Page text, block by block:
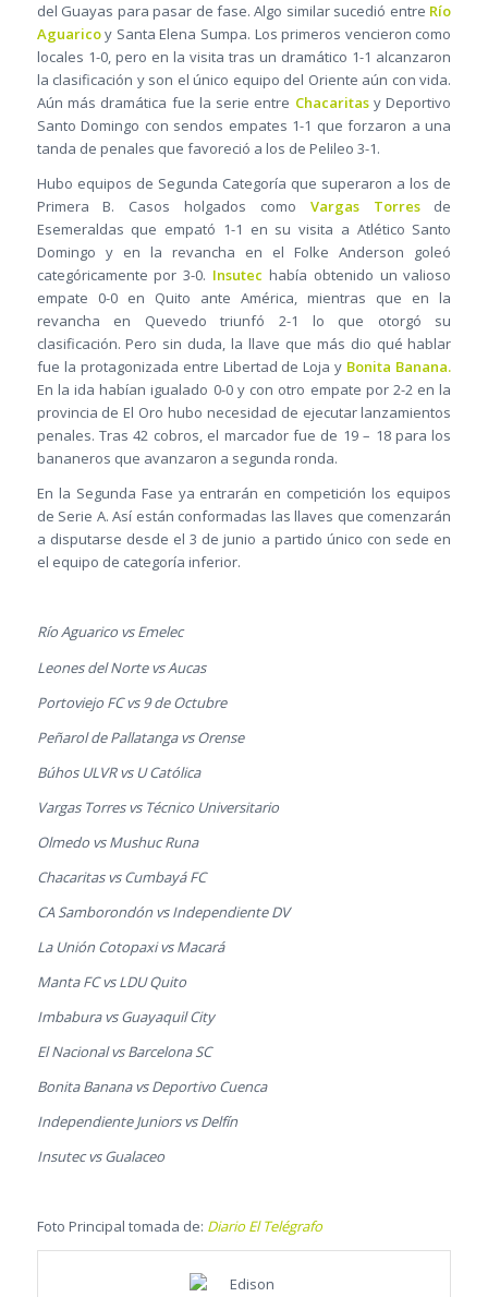
del Guayas para pasar de fase. Algo similar sucedió entre Río
Aguaricoy Santa Elena Sumpa. Los primeros vencieron como
locales 1-0, pero en la visita tras un dramático 1-1 alcanzaron
la clasificación y son el único equipo del Oriente aún con vida.
Aún más dramática fue la serie entre Chacaritasy Deportivo
Santo Domingo con sendos empates 1-1 que forzaron a una
tanda de penales que favoreció a los de Pelileo 3-1.
Hubo equipos de Segunda Categoría que superaron a los de
Primera B. Casos holgados como Vargas Torresde
Esemeraldas que empató 1-1 en su visita a Atlético Santo
Domingo y en la revancha en el Folke Anderson goleó
categóricamente por 3-0. Insutec había obtenido un valioso
empate 0-0 en Quito ante América, mientras que en la
revancha en Quevedo triunfó 2-1 lo que otorgó su
clasificación. Pero sin duda, la llave que más dio qué hablar
fue la protagonizada entre Libertad de Loja y Bonita Banana.
En la ida habían igualado 0-0 y con otro empate por 2-2 en la
provincia de El Oro hubo necesidad de ejecutar lanzamientos
penales. Tras 42 cobros, el marcador fue de 19 – 18 para los
bananeros que avanzaron a segunda ronda.
En la Segunda Fase ya entrarán en competición los equipos
de Serie A. Así están conformadas las llaves que comenzarán
a disputarse desde el 3 de junio a partido único con sede en
el equipo de categoría inferior.
Río Aguarico vs Emelec
Leones del Norte vs Aucas
Portoviejo FC vs 9 de Octubre
Peñarol de Pallatanga vs Orense
Búhos ULVR vs U Católica
Vargas Torres vs Técnico Universitario
Olmedo vs Mushuc Runa
Chacaritas vs Cumbayá FC
CA Samborondón vs Independiente DV
La Unión Cotopaxi vs Macará
Manta FC vs LDU Quito
Imbabura vs Guayaquil City
El Nacional vs Barcelona SC
Bonita Banana vs Deportivo Cuenca
Independiente Juniors vs Delfín
Insutec vs Gualaceo
Foto Principal tomada de: Diario El Telégrafo